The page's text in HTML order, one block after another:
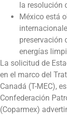
la resolución
México está
preservación
energías
La solicitud de
en el marco del
Canadá (T-MEC),
Confederación
(Coparmex)